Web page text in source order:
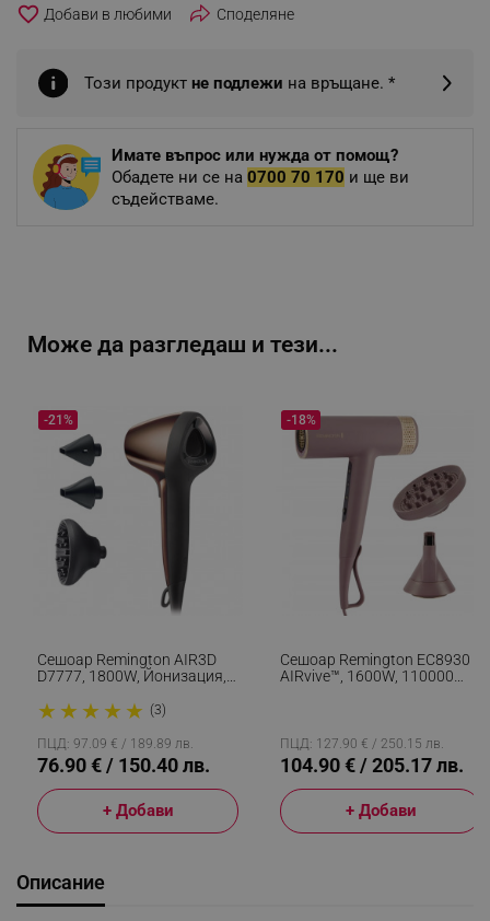
favorite_border Споделяне
Този продукт не подлежи на връщане. *
Имате въпрос или нужда от помощ?
Обадете ни се на 0700 70 170 и ще ви
съдействаме.
Може да разгледаш и тези...
Сешоар Remington AIR3D
D7777, 1800W, Йонизация,
Въздуха, Кафяв
★ ★ ★ ★ ★ (3)
-21%
ПЦД: 97.09 € / 189.89 лв.
76.90 € / 150.40 лв.
+ Добави
Сешоар Remington EC8930
AIRvive™, 1600W, 110000
Златист
-18%
ПЦД: 127.90 € / 250.15 лв.
104.90 € / 205.17 лв.
+ Добави
Описание